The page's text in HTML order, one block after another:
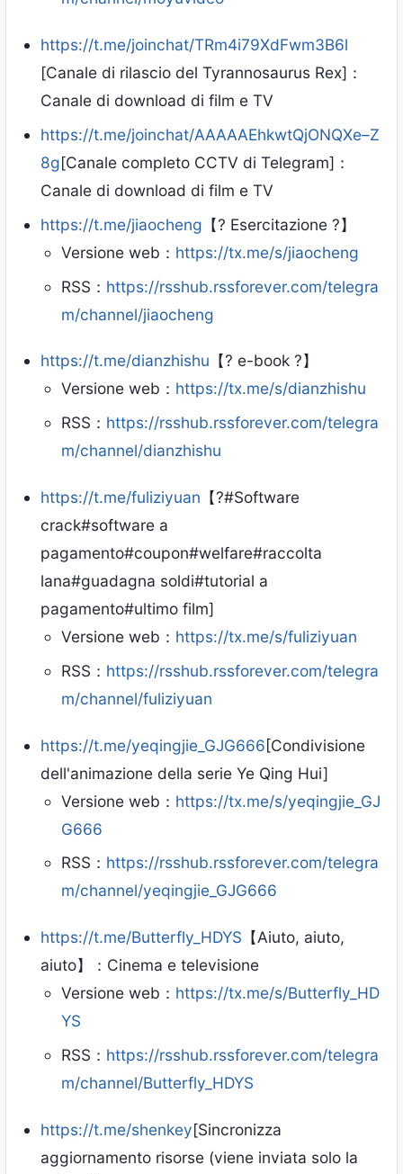
https://t.me/joinchat/TRm4i79XdFwm3B6l
[Canale di rilascio del Tyrannosaurus Rex]：
Canale di download di film e TV
https://t.me/joinchat/AAAAAEhkwtQjONQXe–Z
8g[Canale completo CCTV di Telegram]：
Canale di download di film e TV
https://t.me/jiaocheng 【? Esercitazione ?】
Versione web： https://tx.me/s/jiaocheng
RSS： https://rsshub.rssforever.com/telegra
m/channel/jiaocheng
https://t.me/dianzhishu 【? e-book ?】
Versione web： https://tx.me/s/dianzhishu
RSS： https://rsshub.rssforever.com/telegra
m/channel/dianzhishu
https://t.me/fuliziyuan 【?#Software
crack#software a
pagamento#coupon#welfare#raccolta
lana#guadagna soldi#tutorial a
pagamento#ultimo film]
Versione web： https://tx.me/s/fuliziyuan
RSS： https://rsshub.rssforever.com/telegra
m/channel/fuliziyuan
https://t.me/yeqingjie_GJG666[Condivisione
dell'animazione della serie Ye Qing Hui]
Versione web： https://tx.me/s/yeqingjie_GJ
G666
RSS： https://rsshub.rssforever.com/telegra
m/channel/yeqingjie_GJG666
https://t.me/Butterfly_HDYS 【Aiuto, aiuto,
aiuto】：Cinema e televisione
Versione web： https://tx.me/s/Butterfly_HD
YS
RSS： https://rsshub.rssforever.com/telegra
m/channel/Butterfly_HDYS
https://t.me/shenkey[Sincronizza
aggiornamento risorse (viene inviata solo la